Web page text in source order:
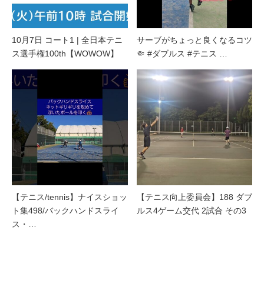
10月7日 コート1 | 全日本テニ
ス選手権100th【WOWOW】
サーブがちょっと良くなるコツ
🤏 #ダブルス #テニス …
【テニス/tennis】ナイスショッ
ト集498/バックハンドスライ
ス・…
【テニス向上委員会】188 ダブ
ルス4ゲーム交代 2試合 その3